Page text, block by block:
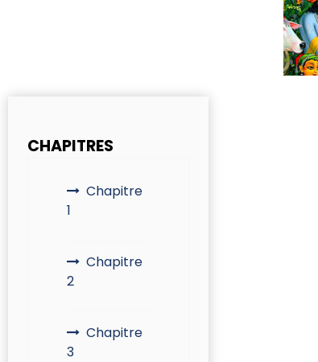
CHAPITRES
Chapitre
1
Chapitre
2
Chapitre
3